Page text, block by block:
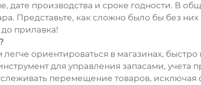
дате производства и сроке годности. В
Представьте, как сложно было бы без
до прилавка!
ориентироваться в магазинах,
для управления запасами, учета
перемещение товаров, исключая